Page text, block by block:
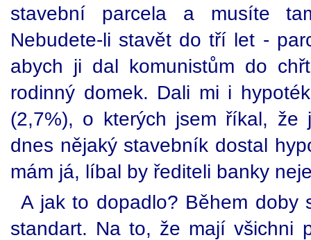
stavební parcela a musíte
Nebudete-li stavět do tří let -
abych ji dal komunistům do
rodinný domek. Dali mi i
(2,7%), o kterých jsem říkal, že
dnes nějaký stavebník dostal
mám já, líbal by řediteli banky
A jak to dopadlo? Během doby
standart. Na to, že mají všichni